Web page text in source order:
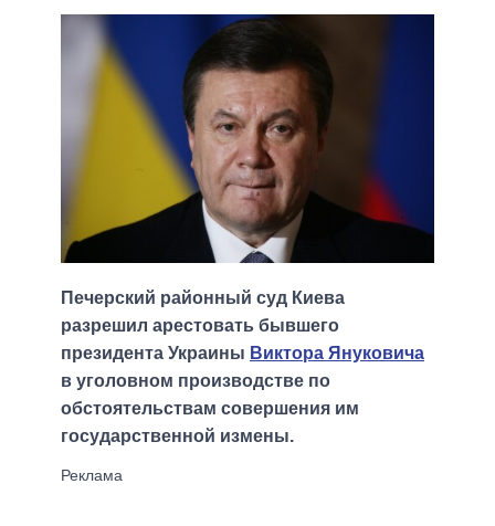
Печерский районный суд Киева
разрешил арестовать бывшего
президента Украины Виктора Януковича
в уголовном производстве по
обстоятельствам совершения им
государственной измены.